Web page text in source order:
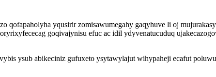
qofapaholyha yqusirir zomisawumegahy gaqyhuve li oj
goqivajynisu efuc ac idil ydyvenatucuduq
ysub abikeciniz gufuxeto ysytawylajut wihypaheji ecafut